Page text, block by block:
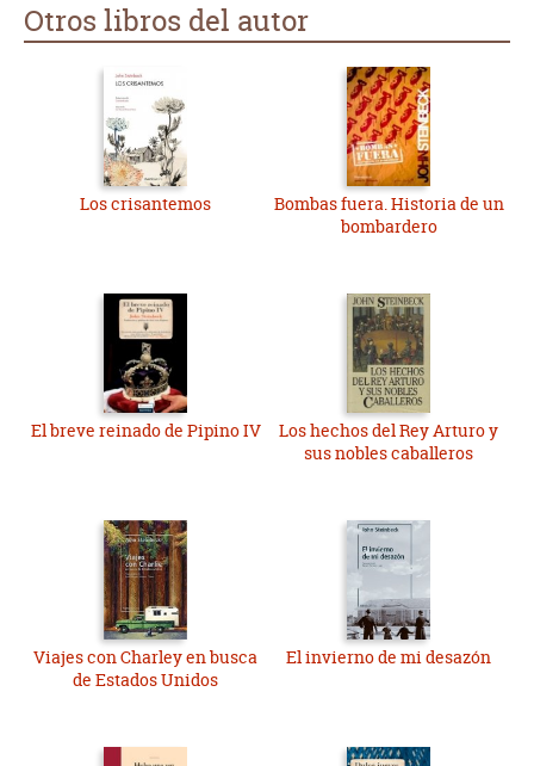
Otros libros del autor
Los crisantemos
Bombas fuera. Historia de un
bombardero
El breve reinado de Pipino IV
Los hechos del Rey Arturo y
sus nobles caballeros
Viajes con Charley en busca
de Estados Unidos
El invierno de mi desazón